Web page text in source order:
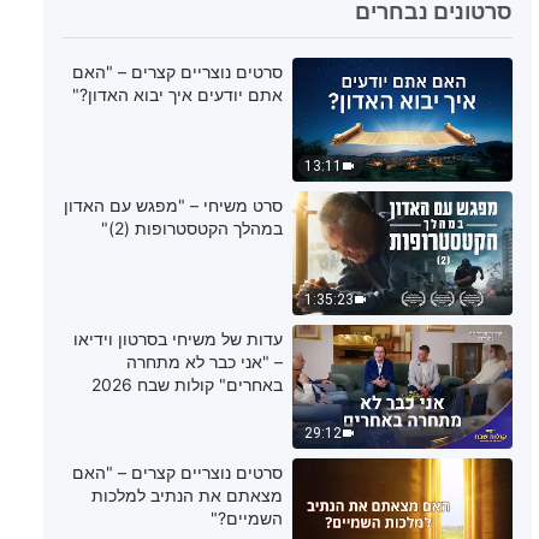
4:41
שיר משיחי – "סמכות הבורא אינה
ניתנת לשינוי"
5:59
שיר משיחי – "השלכות אי-הקבלה של
המשיח של אחרית הימים"
4:43
שיר משיחי – "אהבתו ומהותו של האל
נטולות אנוכיות"
4:35
שיר משיחי – "אהבת האל לאדם"
סרטונים נבחרים
13:11
סרטים נוצריים קצרים – "האם
אתם יודעים איך יבוא האדון?"
1:35:23
סרט משיחי – "מפגש עם האדון
במהלך הקטסטרופות (2)"
29:12
עדות של משיחי בסרטון וידיאו
– "אני כבר לא מתחרה
באחרים" קולות שבח 2026
סרטים נוצריים קצרים – "האם
מצאתם את הנתיב למלכות
השמיים?"